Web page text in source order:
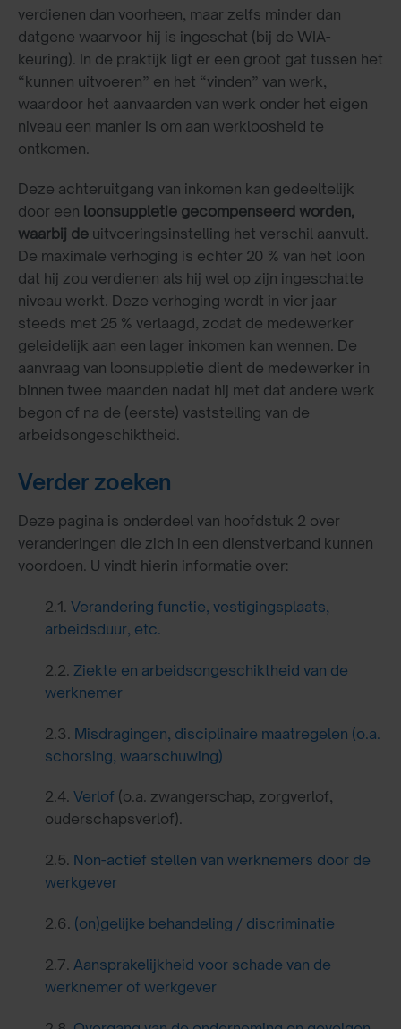
verdienen dan voorheen, maar zelfs minder dan
datgene waarvoor hij is ingeschat (bij de WIA-
keuring). In de praktijk ligt er een groot gat tussen het
“kunnen uitvoeren” en het “vinden” van werk,
waardoor het aanvaarden van werk onder het eigen
niveau een manier is om aan werkloosheid te
ontkomen.
Deze achteruitgang van inkomen kan gedeeltelijk
door een loonsuppletie gecompenseerd worden,
waarbij de uitvoeringsinstelling het verschil aanvult.
De maximale verhoging is echter 20 % van het loon
dat hij zou verdienen als hij wel op zijn ingeschatte
niveau werkt. Deze verhoging wordt in vier jaar
steeds met 25 % verlaagd, zodat de medewerker
geleidelijk aan een lager inkomen kan wennen. De
aanvraag van loonsuppletie dient de medewerker in
binnen twee maanden nadat hij met dat andere werk
begon of na de (eerste) vaststelling van de
arbeidsongeschiktheid.
Verder zoeken
Deze pagina is onderdeel van hoofdstuk 2 over
veranderingen die zich in een dienstverband kunnen
voordoen. U vindt hierin informatie over:
2.1. Verandering functie, vestigingsplaats,
arbeidsduur, etc.
2.2. Ziekte en arbeidsongeschiktheid van de
werknemer
2.3. Misdragingen, disciplinaire maatregelen (o.a.
schorsing, waarschuwing)
2.4. Verlof (o.a. zwangerschap, zorgverlof,
ouderschapsverlof).
2.5. Non-actief stellen van werknemers door de
werkgever
2.6. (on)gelijke behandeling / discriminatie
2.7. Aansprakelijkheid voor schade van de
werknemer of werkgever